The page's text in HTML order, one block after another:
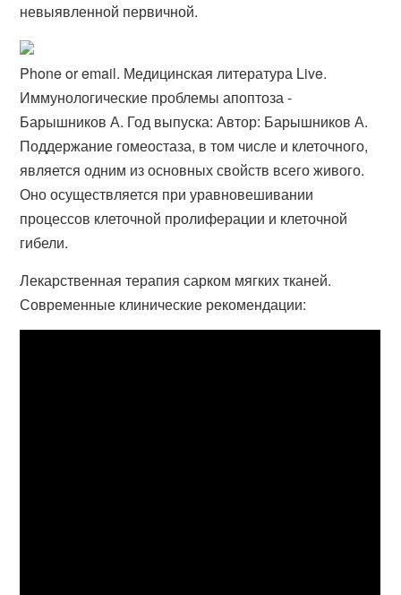
невыявленной первичной.
Phone or email. Медицинская литература Live.
Иммунологические проблемы апоптоза -
Барышников А. Год выпуска: Автор: Барышников А.
Поддержание гомеостаза, в том числе и клеточного,
является одним из основных свойств всего живого.
Оно осуществляется при уравновешивании
процессов клеточной пролиферации и клеточной
гибели.
Лекарственная терапия сарком мягких тканей.
Современные клинические рекомендации: